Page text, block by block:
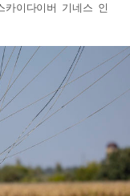
이다이버 기네스 인